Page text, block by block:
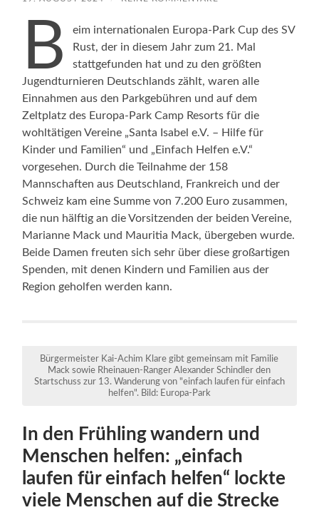
B
eim internationalen Europa-Park Cup des SV
Rust, der in diesem Jahr zum 21. Mal
stattgefunden hat und zu den größten
Jugendturnieren Deutschlands zählt, waren alle
Einnahmen aus den Parkgebühren und auf dem
Zeltplatz des Europa-Park Camp Resorts für die
wohltätigen Vereine „Santa Isabel e.V. – Hilfe für
Kinder und Familien“ und „Einfach Helfen e.V.“
vorgesehen. Durch die Teilnahme der 158
Mannschaften aus Deutschland, Frankreich und der
Schweiz kam eine Summe von 7.200 Euro zusammen,
die nun hälftig an die Vorsitzenden der beiden Vereine,
Marianne Mack und Mauritia Mack, übergeben wurde.
Beide Damen freuten sich sehr über diese großartigen
Spenden, mit denen Kindern und Familien aus der
Region geholfen werden kann.
Bürgermeister Kai-Achim Klare gibt gemeinsam mit Familie
Mack sowie Rheinauen-Ranger Alexander Schindler den
Startschuss zur 13. Wanderung von "einfach laufen für einfach
helfen". Bild: Europa-Park
In den Frühling wandern und
Menschen helfen: „einfach
laufen für einfach helfen“ lockte
viele Menschen auf die Strecke